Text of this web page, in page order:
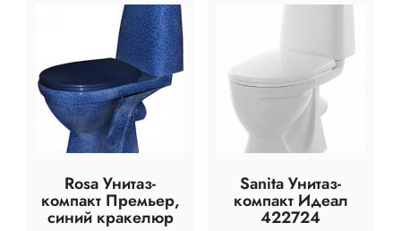
Rosa Унитаз-
компакт Премьер,
синий кракелюр
Sanita Унитаз-
компакт Идеал
422724